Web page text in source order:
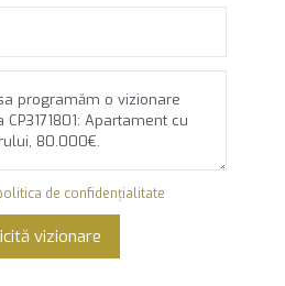
de confidențialitate
vizionare